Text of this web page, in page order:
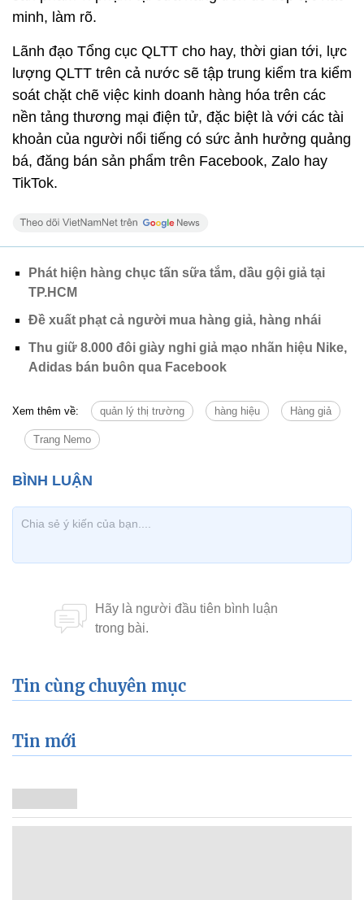
minh, làm rõ.
Lãnh đạo Tổng cục QLTT cho hay, thời gian tới, lực
lượng QLTT trên cả nước sẽ tập trung kiểm tra kiểm
soát chặt chẽ việc kinh doanh hàng hóa trên các
nền tảng thương mại điện tử, đặc biệt là với các tài
khoản của người nổi tiếng có sức ảnh hưởng quảng
bá, đăng bán sản phẩm trên Facebook, Zalo hay
TikTok.
Phát hiện hàng chục tấn sữa tắm, dầu gội giả tại
TP.HCM
Đề xuất phạt cả người mua hàng giả, hàng nhái
Thu giữ 8.000 đôi giày nghi giả mạo nhãn hiệu Nike,
Adidas bán buôn qua Facebook
Xem thêm về: quản lý thị trường hàng hiệu Hàng giả
Trang Nemo
Tin cùng chuyên mục
Tin mới